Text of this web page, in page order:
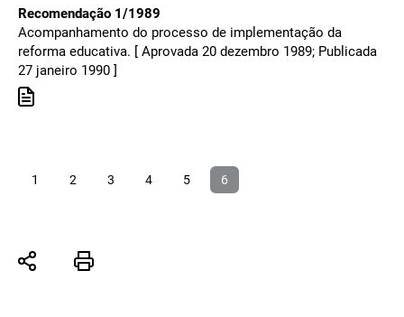
Recomendação 1/1989
Acompanhamento do processo de implementação da
reforma educativa. [ Aprovada 20 dezembro 1989; Publicada
27 janeiro 1990 ]
1 2 3 4 5 6